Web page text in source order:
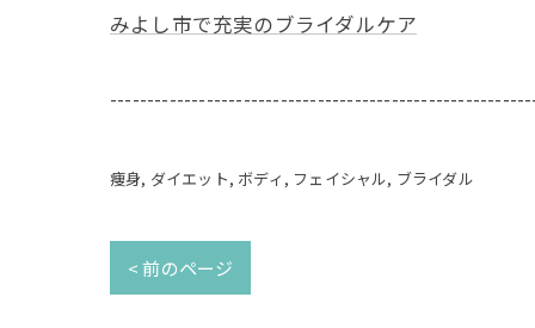
みよし市で充実のブライダルケア
痩身 ダイエット ボディ フェイシャル ブライダル
< 前のページ